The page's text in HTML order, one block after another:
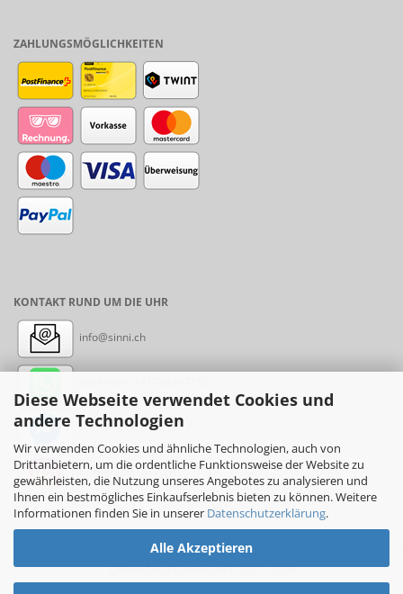
Diese Webseite verwendet Cookies und
andere Technologien
Wir verwenden Cookies und ähnliche Technologien, auch von
Drittanbietern, um die ordentliche Funktionsweise der Website zu
gewährleisten, die Nutzung unseres Angebotes zu analysieren und
Ihnen ein bestmögliches Einkaufserlebnis bieten zu können. Weitere
Informationen finden Sie in unserer Datenschutzerklärung.
Alle Akzeptieren
ZAHLUNGSMÖGLICHKEITEN
KONTAKT RUND UM DIE UHR
info@sinni.ch
Messenger: sinni.ch
Instagram: sinni_ch
Online-Shopby sinni.ch © 2017-2026